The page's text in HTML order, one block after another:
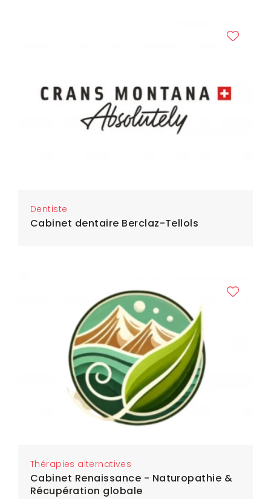
Dentiste
Cabinet dentaire Berclaz-Tellols
Thérapies alternatives
Cabinet Renaissance - Naturopathie &
Récupération globale